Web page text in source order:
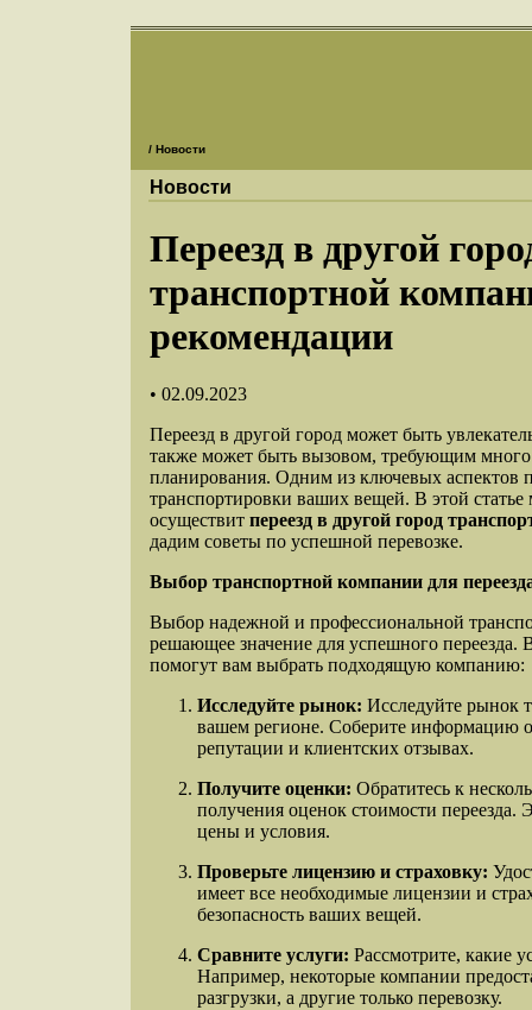
/ Новости
Новости
Переезд в другой
транспортной
рекомендации
• 02.09.2023
Переезд в другой город может быть
также может быть вызовом, требующим
планирования. Одним из ключевых аспектов
транспортировки ваших вещей. В этой
осуществит переезд в другой город
дадим советы по успешной перевозке.
Выбор транспортной компании для
Выбор надежной и профессиональной
решающее значение для успешного переезда.
помогут вам выбрать подходящую компанию:
Исследуйте рынок: Исследуйте рынок
вашем регионе. Соберите информацию
репутации и клиентских отзывах.
Получите оценки: Обратитесь к
получения оценок стоимости переезда.
цены и условия.
Проверьте лицензию и страховку:
имеет все необходимые лицензии и
безопасность ваших вещей.
Сравните услуги: Рассмотрите, какие
Например, некоторые компании
разгрузки, а другие только перевозку.